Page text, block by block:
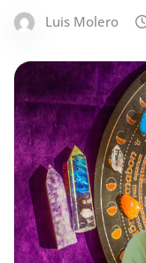
Luis Molero